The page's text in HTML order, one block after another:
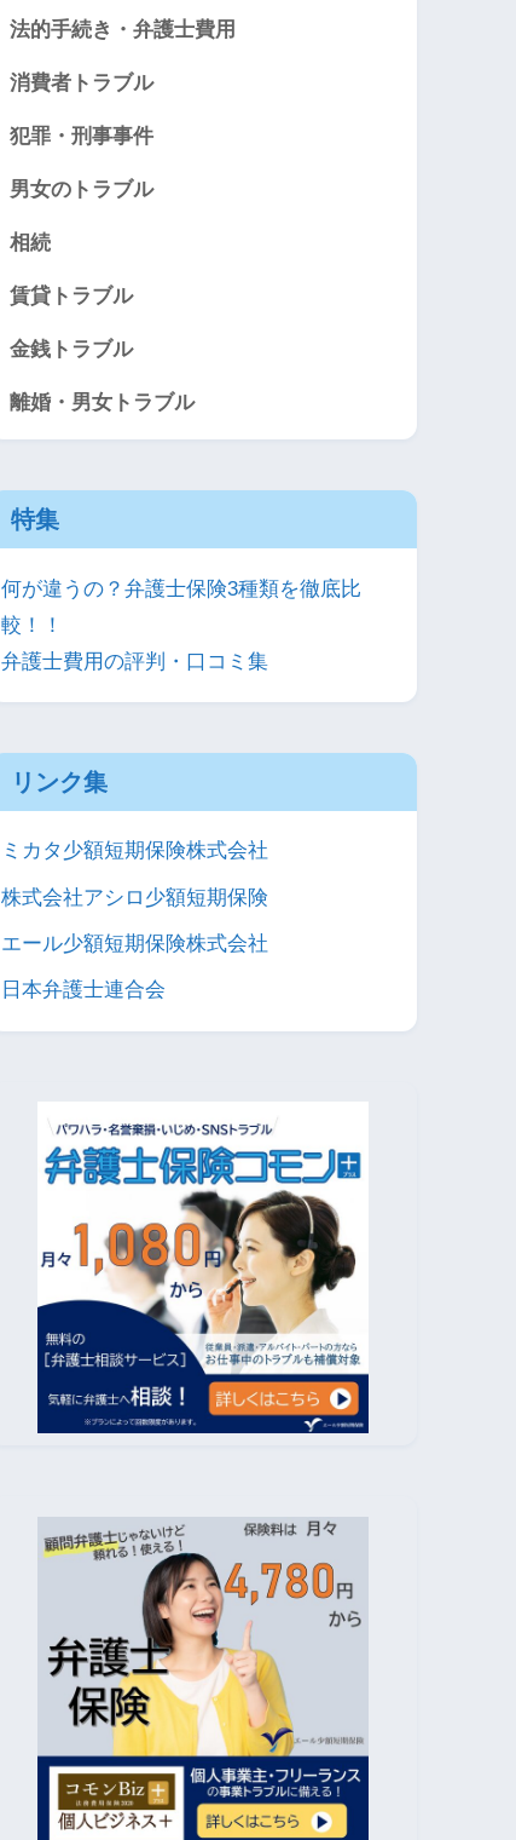
法的手続き・弁護士費用
消費者トラブル
犯罪・刑事事件
男女のトラブル
相続
賃貸トラブル
金銭トラブル
離婚・男女トラブル
特集
何が違うの？弁護士保険3種類を徹底比
較！！
弁護士費用の評判・口コミ集
リンク集
ミカタ少額短期保険株式会社
株式会社アシロ少額短期保険
エール少額短期保険株式会社
日本弁護士連合会